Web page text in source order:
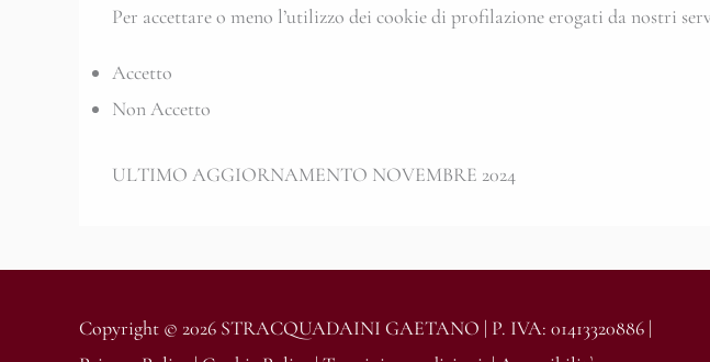
Per accettare o meno l’utilizzo dei cookie di profilazione erogati da nostri
Accetto
Non Accetto
ULTIMO AGGIORNAMENTO NOVEMBRE 2024
Copyright © 2026 STRACQUADAINI GAETANO | P. IVA: 01413320886 |